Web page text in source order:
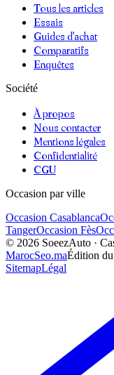
Tous les articles
Essais
Guides d'achat
Comparatifs
Enquêtes
Société
À propos
Nous contacter
Mentions légales
Confidentialité
CGU
Occasion par ville
Occasion Casablanca
TangerOccasion Fès
© 2026 SoeezAuto ·
MarocSeo.maÉdition du
SitemapLégal